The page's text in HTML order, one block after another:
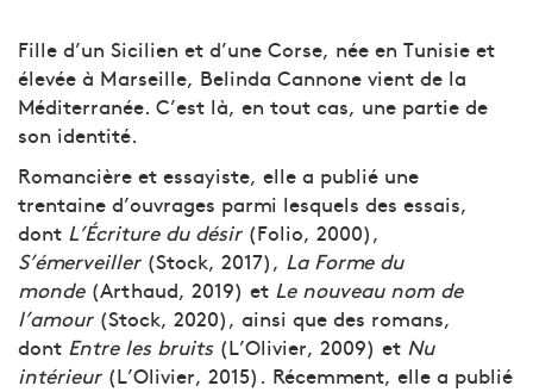
Fille d’un Sicilien et d’une Corse, née en Tunisie et
élevée à Marseille, Belinda Cannone vient de la
Méditerranée. C’est là, en tout cas, une partie de
son identité.
Romancière et essayiste, elle a publié une
trentaine d’ouvrages parmi lesquels des essais,
dont L’Écriture du désir(Folio, 2000),
S’émerveiller(Stock, 2017), La Forme du
monde(Arthaud, 2019) et Le nouveau nom de
l’amour(Stock, 2020), ainsi que des romans,
dont Entre les bruits(L’Olivier, 2009) et Nu
intérieur (L’Olivier, 2015). Récemment, elle a publié